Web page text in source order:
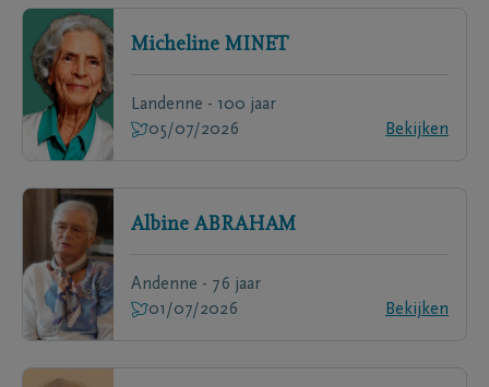
Micheline MINET
Landenne - 100 jaar
05/07/2026
Bekijken
Albine ABRAHAM
Andenne - 76 jaar
01/07/2026
Bekijken